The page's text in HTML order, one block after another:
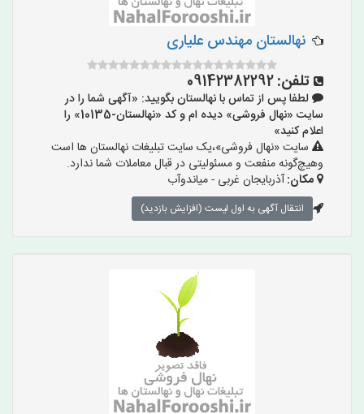
نهالستان مهندس علیاری
تلفن:09142382292
لطفا پس از تماس با نهالستان بگویید: «آگهی شما را در
سایت «نهال فروشی» دیده ام و کد «نهالستان-10135» را
اعلام کنید»
سایت «نهال فروشی»،یک سایت تبلیغات نهالستان ها است
وهیچ‌گونه منفعت و مسئولیتی در قبال معاملات شما ندارد.
مکان:آذربایجان غربی - میاندوآب
انتقال آگهی به اول لیست (افزایش بازدید)